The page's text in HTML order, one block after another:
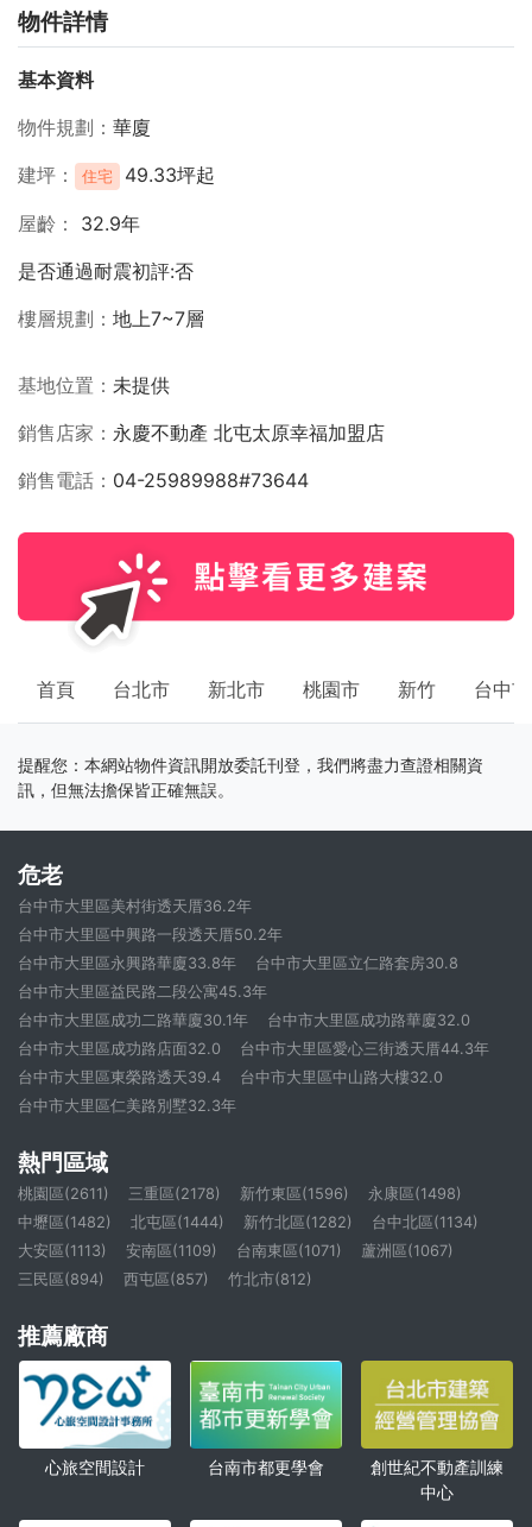
物件詳情
基本資料
物件規劃
華廈
建坪
住宅 49.33坪起
屋齡
32.9年
是否通過耐震初評:否
樓層規劃
地上7~7層
基地位置
未提供
銷售店家
永慶不動產 北屯太原幸福加盟店
銷售電話
04-25989988#73644
首頁 台北市 新北市 桃園市 新竹 台中市
提醒您：本網站物件資訊開放委託刊登，我們將盡力查證相關資
訊，但無法擔保皆正確無誤。
危老
台中市大里區美村街透天厝36.2年
台中市大里區中興路一段透天厝50.2年
台中市大里區永興路華廈33.8年
台中市大里區立仁路套房30.8
台中市大里區益民路二段公寓45.3年
台中市大里區成功二路華廈30.1年
台中市大里區成功路華廈32.0
台中市大里區成功路店面32.0
台中市大里區愛心三街透天厝44.3年
台中市大里區東榮路透天39.4
台中市大里區中山路大樓32.0
台中市大里區仁美路別墅32.3年
熱門區域
桃園區(2611) 三重區(2178) 新竹東區(1596)
永康區(1498)
中壢區(1482)
北屯區(1444) 新竹北區(1282)
台中北區(1134)
大安區(1113)
安南區(1109) 台南東區(1071)
蘆洲區(1067)
三民區(894)
西屯區(857) 竹北市(812)
推薦廠商
心旅空間設計 台南市都更學會
創世紀不動產訓練
中心